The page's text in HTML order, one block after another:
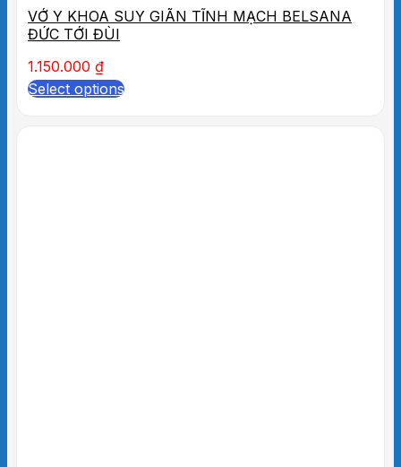
VỚ Y KHOA SUY GIÃN TĨNH MẠCH BELSANA
ĐỨC TỚI ĐÙI
1.150.000 ₫
Select options